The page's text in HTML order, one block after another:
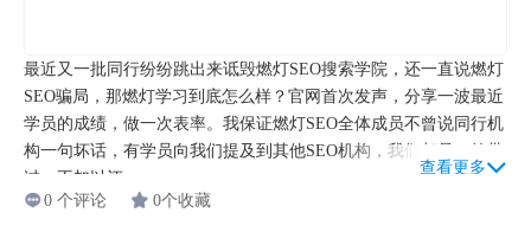
登录发布评论
Copyright © 2009-2021 湖南燃灯教育科技有限公司 版权所有
湘ICP备19023095号-1